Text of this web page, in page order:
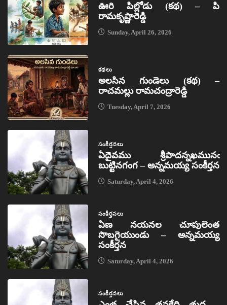
ఊరి పిల్లోడు (కథ) – పి
రామకృష్ణారెడ్డి
Sunday, April 26, 2026
కథలు
అలసిన గుండెలు (కథ) –
రాచమల్లు రామచంద్రారెడ్డి
Tuesday, April 7, 2026
సంకీర్తనలు
ఏదైవము శ్రీపాదన్నఖమునఁ
బుట్టినగంగ – అన్నమయ్య సంకీర్తన
Saturday, April 4, 2026
సంకీర్తనలు
ఏణ నయనల చూపులెంత
సొబగైయుండు – అన్నమయ్య
సంకీర్తన
Saturday, April 4, 2026
సంకీర్తనలు